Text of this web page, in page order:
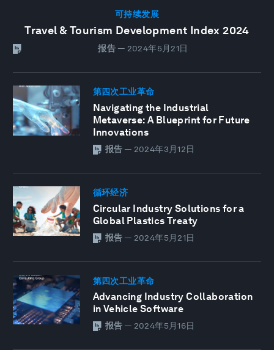
可持续发展
Travel & Tourism Development Index 2024
报告 — 2024年5月21日
第四次工业革命
Navigating the Industrial
Metaverse: A Blueprint for Future
Innovations
报告 — 2024年3月12日
循环经济
Circular Industry Solutions for a
Global Plastics Treaty
报告 — 2024年5月21日
第四次工业革命
Advancing Industry Collaboration
in Vehicle Software
报告 — 2024年5月16日